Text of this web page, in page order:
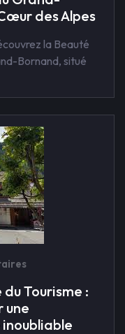
des Alpes
la Beauté
Bornand, situé
Tourisme :
une